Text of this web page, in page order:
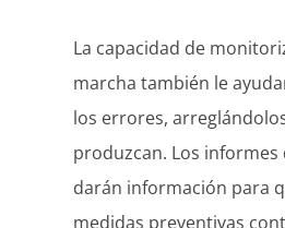
La capacidad de
marcha también le
los errores,
produzcan. Los
darán información para
medidas preventivas